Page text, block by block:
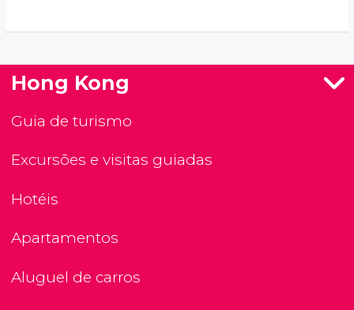
Hong Kong
Guia de turismo
Excursões e visitas guiadas
Hotéis
Apartamentos
Aluguel de carros